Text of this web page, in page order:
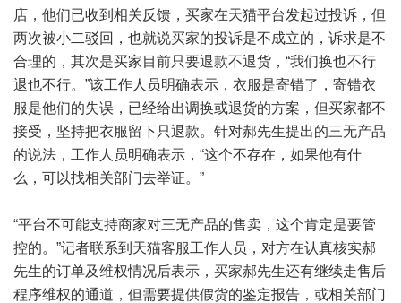
店，他们已收到相关反馈，买家在天猫平台发起过投诉，但
两次被小二驳回，也就说买家的投诉是不成立的，诉求是不
合理的，其次是买家目前只要退款不退货，“我们换也不行
退也不行。”该工作人员明确表示，衣服是寄错了，寄错衣
服是他们的失误，已经给出调换或退货的方案，但买家都不
接受，坚持把衣服留下只退款。针对郝先生提出的三无产品
的说法，工作人员明确表示，“这个不存在，如果他有什
么，可以找相关部门去举证。”
“平台不可能支持商家对三无产品的售卖，这个肯定是要管
控的。”记者联系到天猫客服工作人员，对方在认真核实郝
先生的订单及维权情况后表示，买家郝先生还有继续走售后
程序维权的通道，但需要提供假货的鉴定报告，或相关部门